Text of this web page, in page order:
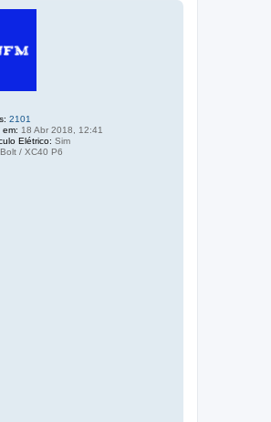
2101
em: 18 Abr 2018, 12:41
Elétrico: Sim
Bolt / XC40 P6